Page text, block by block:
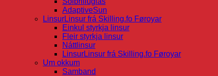
AdaptiveSun
LinsurLinsur frá Skilling.fo Føroyar
Einkul styrkja linsur
Fleir styrkja linsur
Náttlinsur
LinsurLinsur frá Skilling.fo Føroyar
Um okkum
Samband